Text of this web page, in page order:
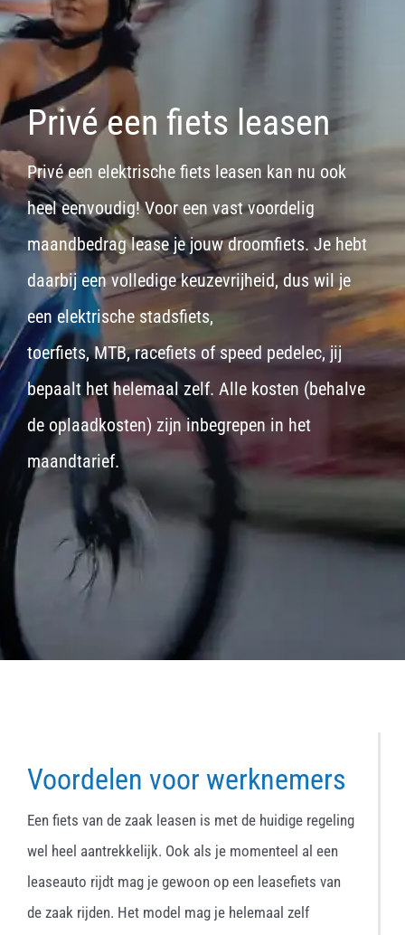
Privé een fiets leasen
Privé een elektrische fiets leasen kan nu ook
heel eenvoudig! Voor een vast voordelig
maandbedrag lease je jouw droomfiets. Je hebt
daarbij een volledige keuzevrijheid, dus wil je
eenelektrische stadsfiets,
toerfiets,MTB,racefietsof speed pedelec, jij
bepaalt het helemaal zelf. Alle kosten (behalve
de oplaadkosten) zijn inbegrepen in het
maandtarief.
Voordelen voor werknemers
Een fiets van de zaak leasen is met de huidige regeling
wel heel aantrekkelijk. Ook als je momenteel al een
leaseauto rijdt mag je gewoon op een leasefiets van
de zaak rijden. Het model mag je helemaal zelf